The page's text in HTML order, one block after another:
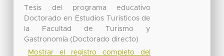
Tesis del programa educativo
Doctorado en Estudios Turísticos de
la Facultad de Turismo y
Gastronomía (Doctorado directo)
Mostrar el registro completo del